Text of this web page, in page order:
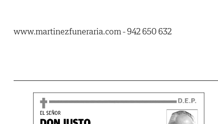
www.martinezfuneraria.com - 942 650 632